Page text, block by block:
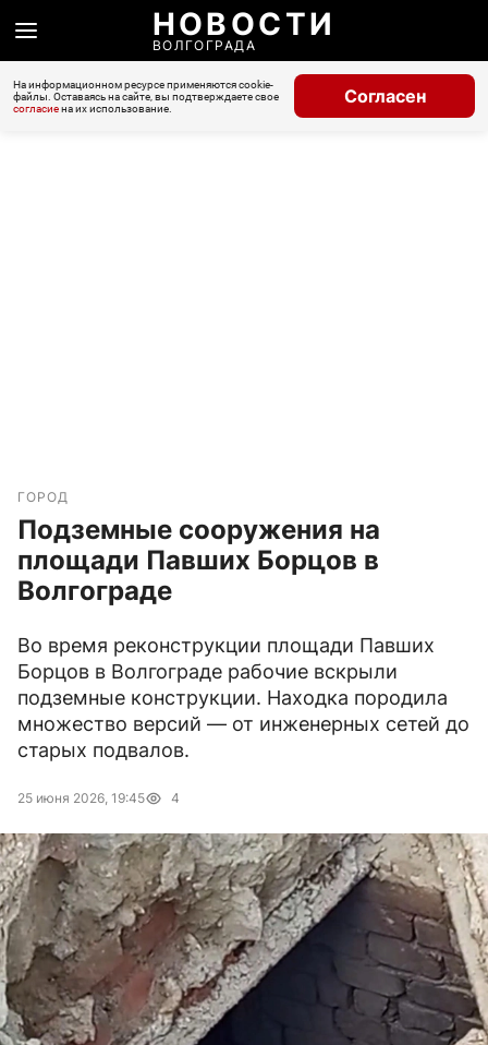
НОВОСТИ
ВОЛГОГРАДА
На информационном ресурсе применяются cookie-
файлы. Оставаясь на сайте, вы подтверждаете свое
согласиена их использование.
Согласен
ГОРОД
Подземные сооружения на
площади Павших Борцов в
Волгограде
Во время реконструкции площади Павших
Борцов в Волгограде рабочие вскрыли
подземные конструкции. Находка породила
множество версий — от инженерных сетей до
старых подвалов.
25 июня 2026, 19:45 4